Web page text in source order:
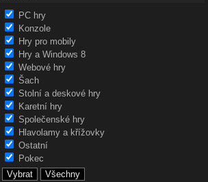
PC hry
Konzole
Hry pro mobily
Hry a Windows 8
Webové hry
Šach
Stolní a deskové hry
Karetní hry
Společenské hry
Hlavolamy a křížovky
Ostatní
Pokec